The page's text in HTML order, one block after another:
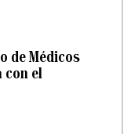
de Médicos
con el